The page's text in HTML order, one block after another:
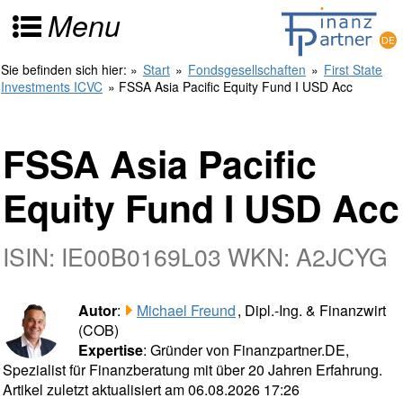
Menu
Sie befinden sich hier: » Start » Fondsgesellschaften » First State
Investments ICVC » FSSA Asia Pacific Equity Fund I USD Acc
FSSA Asia Pacific
Equity Fund I USD Acc
ISIN: IE00B0169L03 WKN: A2JCYG
Autor: Michael Freund, Dipl.-Ing. & Finanzwirt
(COB)
Expertise: Gründer von Finanzpartner.DE,
Spezialist für Finanzberatung mit über 20 Jahren Erfahrung.
Artikel zuletzt aktualisiert am 06.08.2026 17:26